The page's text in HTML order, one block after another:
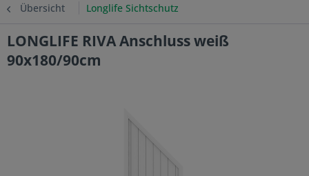
Übersicht Longlife Sichtschutz
LONGLIFE RIVA Anschluss weiß
90x180/90cm